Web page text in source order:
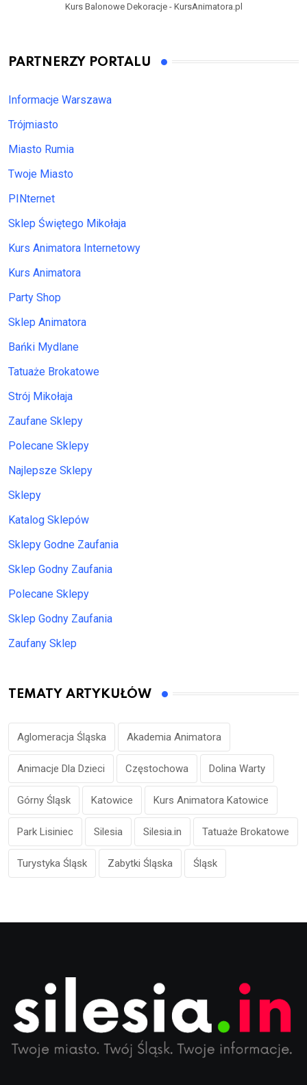
Kurs Balonowe Dekoracje - KursAnimatora.pl
PARTNERZY PORTALU
Informacje Warszawa
Trójmiasto
Miasto Rumia
Twoje Miasto
PINternet
Sklep Świętego Mikołaja
Kurs Animatora Internetowy
Kurs Animatora
Party Shop
Sklep Animatora
Bańki Mydlane
Tatuaże Brokatowe
Strój Mikołaja
Zaufane Sklepy
Polecane Sklepy
Najlepsze Sklepy
Sklepy
Katalog Sklepów
Sklepy Godne Zaufania
Sklep Godny Zaufania
Polecane Sklepy
Sklep Godny Zaufania
Zaufany Sklep
TEMATY ARTYKUŁÓW
Aglomeracja Śląska Akademia Animatora
Animacje Dla Dzieci Częstochowa Dolina Warty
Górny Śląsk Katowice Kurs Animatora Katowice
Park Lisiniec Silesia Silesia.in Tatuaże Brokatowe
Turystyka Śląsk Zabytki Śląska Śląsk